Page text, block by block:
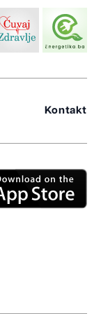
Kontakt